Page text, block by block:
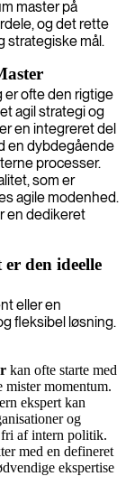
master på
og det rette
strategiske mål.
er ofte den rigtige
agil strategi og
en integreret del
en dybdegående
processer.
som er
agile modenhed.
en dedikeret
den ideelle
eller en
fleksibel løsning.
kan ofte starte med
mister momentum.
ekspert kan
og
af intern politik.
med en defineret
ekspertise